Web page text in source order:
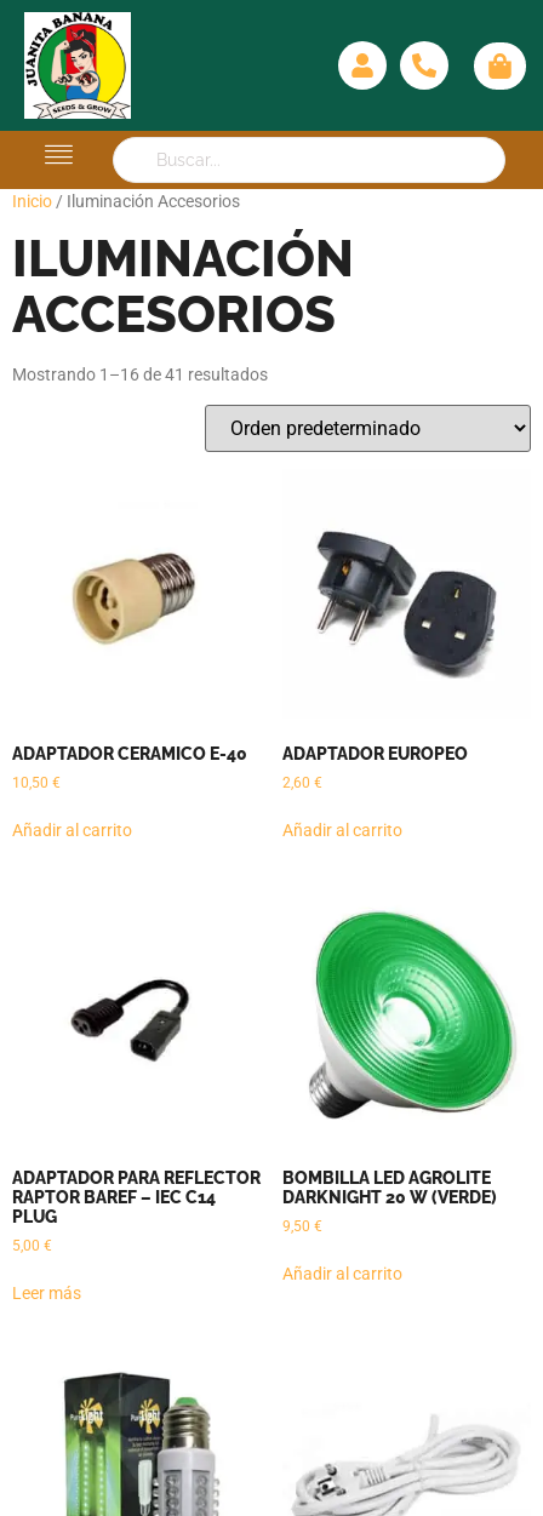
Inicio/ Iluminación Accesorios
ILUMINACIÓN
ACCESORIOS
Mostrando 1–16 de 41 resultados
ADAPTADOR CERAMICO E-40
10,50 €
Añadir al carrito
ADAPTADOR EUROPEO
2,60 €
Añadir al carrito
ADAPTADOR PARA REFLECTOR
RAPTOR BAREF – IEC C14
PLUG
5,00 €
Leer más
BOMBILLA LED AGROLITE
DARKNIGHT 20 W (VERDE)
9,50 €
Añadir al carrito